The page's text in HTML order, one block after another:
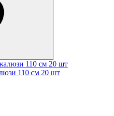
110 см 20 шт